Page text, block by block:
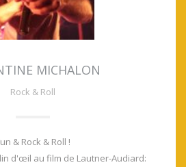
MICHALON
Rock & Roll
& Rock & Roll !
d'œil au film de Lautner-Audiard: